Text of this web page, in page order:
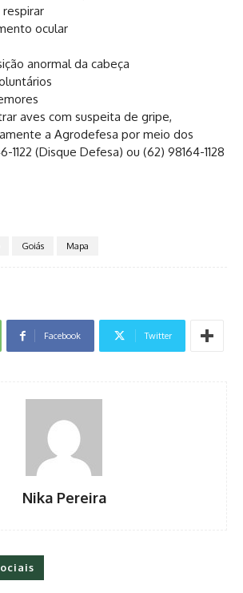
ocular
anormal da cabeça
aves com suspeita de gripe,
a Agrodefesa por meio dos
(Disque Defesa) ou (62) 98164-1128
Goiás Mapa
Facebook Twitter
Nika Pereira